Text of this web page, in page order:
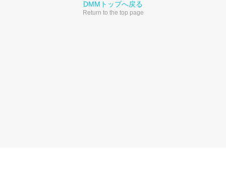
DMMトップへ戻る
Return to the top page